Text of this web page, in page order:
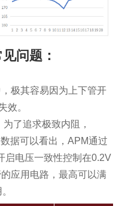
问题：
极其容易因为上下管开
效。
了追求极致内阻，
据可以看出，APM通过
启电压一致性控制在0.2V
应用电路，最高可以满